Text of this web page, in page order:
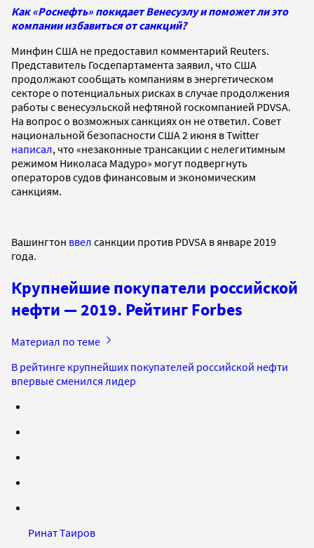
Как «Роснефть» покидает Венесуэлу и поможет ли это
компании избавиться от санкций?
Минфин США не предоставил комментарий Reuters.
Представитель Госдепартамента заявил, что США
продолжают сообщать компаниям в энергетическом
секторе о потенциальных рисках в случае продолжения
работы с венесуэльской нефтяной госкомпанией PDVSA.
На вопрос о возможных санкциях он не ответил. Совет
национальной безопасности США 2 июня в Twitter
написал, что «незаконные трансакции с нелегитимным
режимом Николаса Мадуро» могут подвергнуть
операторов судов финансовым и экономическим
санкциям.
Вашингтон ввел санкции против PDVSA в январе 2019
года.
Крупнейшие покупатели российской
нефти — 2019. Рейтинг Forbes
Материал по теме
В рейтинге крупнейших покупателей российской нефти
впервые сменился лидер
Ринат Таиров